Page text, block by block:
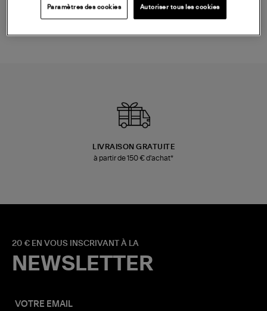
LIVRAISON GRATUITE
à partir de 150 € d'achat*
20 € EN VOUS INSCRIVANT À LA
NEWSLETTER
Paramètres des cookies Autoriser tous les cookies